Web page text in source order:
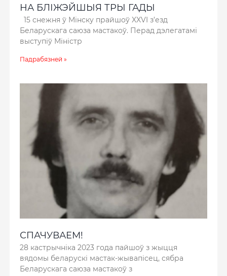
НА БЛІЖЭЙШЫЯ ТРЫ ГАДЫ
15 снежня ў Мінску прайшоў XXVI з’езд
Беларускага саюза мастакоў. Перад дэлегатамі
выступіў Міністр
Падрабязней »
СПАЧУВАЕМ!
28 кастрычніка 2023 года пайшоў з жыцця
вядомы беларускі мастак-жывапісец, сябра
Беларускага саюза мастакоў з